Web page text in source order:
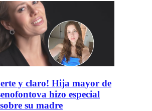
y claro! Hija mayor de
hizo especial
su madre